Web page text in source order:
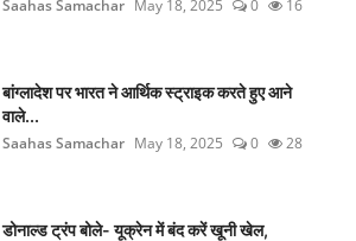
Saahas Samachar May 18, 2025 0 16
बांग्लादेश पर भारत ने आर्थिक स्ट्राइक करते हुए आने
वाले...
Saahas Samachar May 18, 2025 0 28
डोनाल्ड ट्रंप बोले- यूक्रेन में बंद करें खूनी खेल,